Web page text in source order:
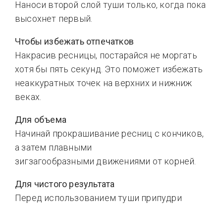
Наноси второй слой туши только, когда пока
высохнет первый.
Чтобы избежать отпечатков
Накрасив ресницы, постарайся не моргать
хотя бы пять секунд. Это поможет избежать
неаккуратных точек на верхних и нижниж
веках.
Для объема
Начинай прокрашивание ресниц с кончиков,
а затем плавными
зигзагообразными движениями от корней.
Для чистого результата
Перед использованием туши припудри